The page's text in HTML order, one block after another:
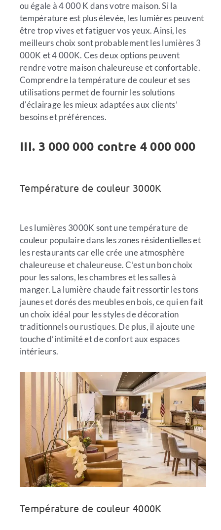
ou égale à 4 000 K dans votre maison. Si la
température est plus élevée, les lumières peuvent
être trop vives et fatiguer vos yeux. Ainsi, les
meilleurs choix sont probablement les lumières 3
000K et 4 000K. Ces deux options peuvent
rendre votre maison chaleureuse et confortable.
Comprendre la température de couleur et ses
utilisations permet de fournir les solutions
d'éclairage les mieux adaptées aux clients’
besoins et préférences.
III. 3 000 000 contre 4 000 000
Température de couleur 3000K
Les lumières 3000K sont une température de
couleur populaire dans les zones résidentielles et
les restaurants car elle crée une atmosphère
chaleureuse et chaleureuse. C’est un bon choix
pour les salons, les chambres et les salles à
manger. La lumière chaude fait ressortir les tons
jaunes et dorés des meubles en bois, ce qui en fait
un choix idéal pour les styles de décoration
traditionnels ou rustiques. De plus, il ajoute une
touche d’intimité et de confort aux espaces
intérieurs.
Température de couleur 4000K